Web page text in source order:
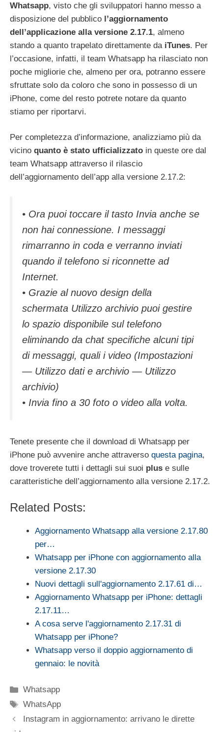
Whatsapp, visto che gli sviluppatori hanno messo a
disposizione del pubblico l’aggiornamento
dell’applicazione alla versione 2.17.1, almeno
stando a quanto trapelato direttamente da iTunes. Per
l’occasione, infatti, il team Whatsapp ha rilasciato non
poche migliorie che, almeno per ora, potranno essere
sfruttate solo da coloro che sono in possesso di un
iPhone, come del resto potrete notare da quanto
stiamo per riportarvi.
Per completezza d’informazione, analizziamo più da
vicino quanto è stato ufficializzato in queste ore dal
team Whatsapp attraverso il rilascio
dell’aggiornamento dell’app alla versione 2.17.2:
• Ora puoi toccare il tasto Invia anche se
non hai connessione. I messaggi
rimarranno in coda e verranno inviati
quando il telefono si riconnette ad
Internet.
• Grazie al nuovo design della
schermata Utilizzo archivio puoi gestire
lo spazio disponibile sul telefono
eliminando da chat specifiche alcuni tipi
di messaggi, quali i video (Impostazioni
— Utilizzo dati e archivio — Utilizzo
archivio)
• Invia fino a 30 foto o video alla volta.
Tenete presente che il download di Whatsapp per
iPhone può avvenire anche attraverso questa pagina,
dove troverete tutti i dettagli sui suoi plus e sulle
caratteristiche dell’aggiornamento alla versione 2.17.2.
Related Posts:
Aggiornamento Whatsapp alla versione 2.17.80
per…
Whatsapp per iPhone con aggiornamento alla
versione 2.17.30
Nuovi dettagli sull'aggiornamento 2.17.61 di…
Aggiornamento Whatsapp per iPhone: dettagli
2.17.11…
A cosa serve l'aggiornamento 2.17.31 di
Whatsapp per iPhone?
Whatsapp verso il doppio aggiornamento di
gennaio: le novità
Categorie
Whatsapp
Tag
WhatsApp
Instagram in aggiornamento: arrivano le dirette